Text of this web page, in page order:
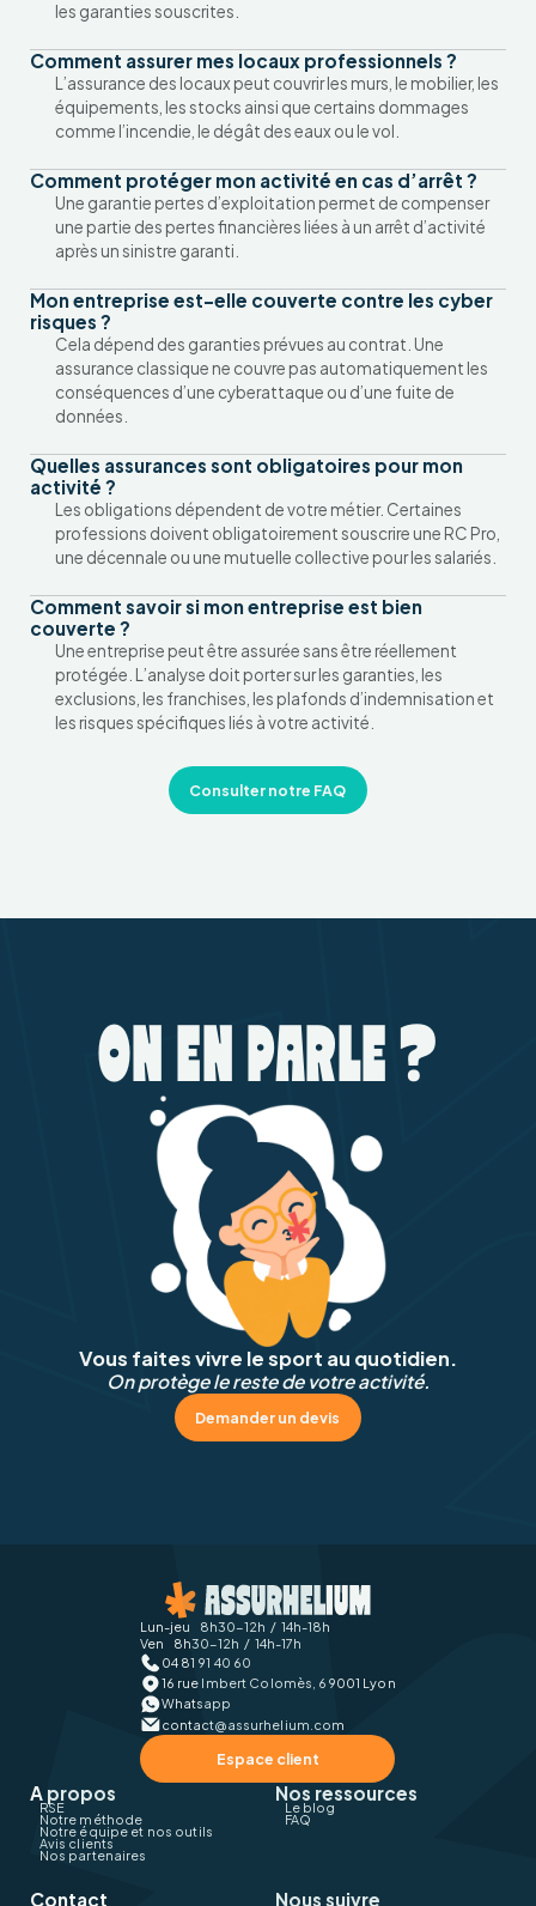
les garanties souscrites.
Comment assurer mes locaux professionnels ?
L’assurance des locaux peut couvrir les murs, le mobilier, les
équipements, les stocks ainsi que certains dommages
comme l’incendie, le dégât des eaux ou le vol.
Comment protéger mon activité en cas d’arrêt ?
Une garantie pertes d’exploitation permet de compenser
une partie des pertes financières liées à un arrêt d’activité
après un sinistre garanti.
Mon entreprise est-elle couverte contre les cyber
risques ?
Cela dépend des garanties prévues au contrat. Une
assurance classique ne couvre pas automatiquement les
conséquences d’une cyberattaque ou d’une fuite de
données.
Quelles assurances sont obligatoires pour mon
activité ?
Les obligations dépendent de votre métier. Certaines
professions doivent obligatoirement souscrire une RC Pro,
une décennale ou une mutuelle collective pour les salariés.
Comment savoir si mon entreprise est bien
couverte ?
Une entreprise peut être assurée sans être réellement
protégée. L’analyse doit porter sur les garanties, les
exclusions, les franchises, les plafonds d’indemnisation et
les risques spécifiques liés à votre activité.
Consulter notre FAQ
ON EN PARLE ?
Vous faites vivre le sport au quotidien.
On protège le reste de votre activité.
Demander un devis
Lun-jeu 8h30-12h / 14h-18h
Ven 8h30-12h / 14h-17h
04 81 91 40 60
16 rue Imbert Colomès, 69001 Lyon
Whatsapp
contact@assurhelium.com
Espace client
A propos
RSE
Notre méthode
Notre équipe et nos outils
Avis clients
Nos partenaires
Nos ressources
Le blog
FAQ
Contact Nous suivre